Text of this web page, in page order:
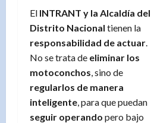
El INTRANT y la Alcaldía del
Distrito Nacional tienen la
responsabilidad de actuar
No se trata de eliminar los
motoconchos , sino de
regularlos de manera
inteligente , para que puedan
seguir operando pero bajo